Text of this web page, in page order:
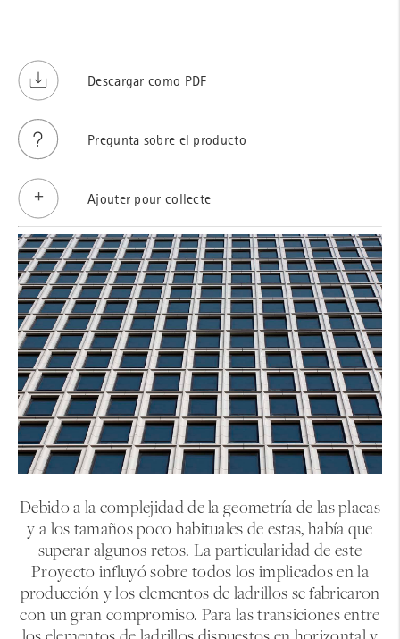
Descargar como PDF
Pregunta sobre el producto
Ajouter pour collecte
Debido a la complejidad de la geometría de las placas
y a los tamaños poco habituales de estas, había que
superar algunos retos. La particularidad de este
Proyecto influyó sobre todos los implicados en la
producción y los elementos de ladrillos se fabricaron
con un gran compromiso. Para las transiciones entre